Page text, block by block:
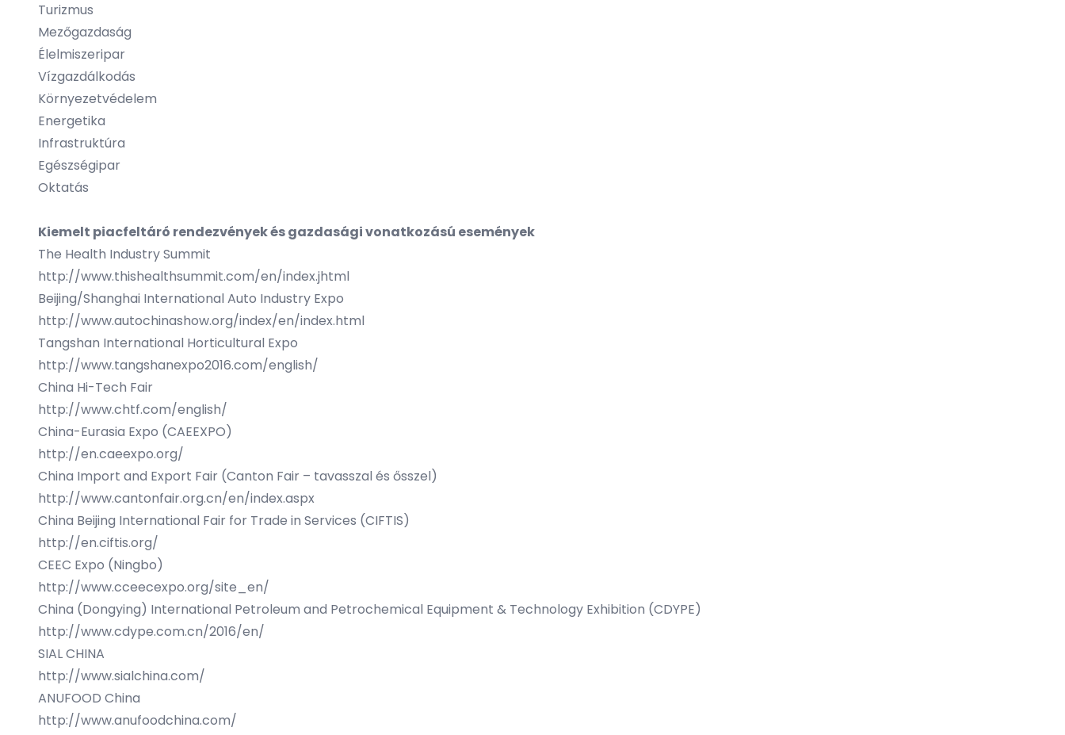
Turizmus
Mezőgazdaság
Élelmiszeripar
Vízgazdálkodás
Környezetvédelem
Energetika
Infrastruktúra
Egészségipar
Oktatás
Kiemelt piacfeltáró rendezvények és gazdasági vonatkozású események
The Health Industry Summit
http://www.thishealthsummit.com/en/index.jhtml
Beijing/Shanghai International Auto Industry Expo
http://www.autochinashow.org/index/en/index.html
Tangshan International Horticultural Expo
http://www.tangshanexpo2016.com/english/
China Hi-Tech Fair
http://www.chtf.com/english/
China-Eurasia Expo (CAEEXPO)
http://en.caeexpo.org/
China Import and Export Fair (Canton Fair – tavasszal és ősszel)
http://www.cantonfair.org.cn/en/index.aspx
China Beijing International Fair for Trade in Services (CIFTIS)
http://en.ciftis.org/
CEEC Expo (Ningbo)
http://www.cceecexpo.org/site_en/
China (Dongying) International Petroleum and Petrochemical Equipment & Technology Exhibition (CDYPE)
http://www.cdype.com.cn/2016/en/
SIAL CHINA
http://www.sialchina.com/
ANUFOOD China
http://www.anufoodchina.com/